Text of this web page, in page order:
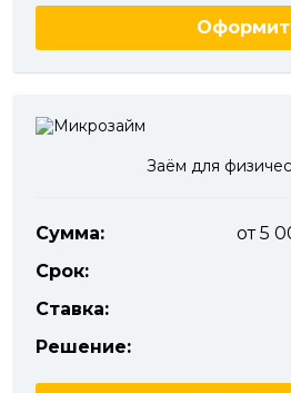
Заём для
Сумма:
от 5
Срок:
Ставка:
Решение: